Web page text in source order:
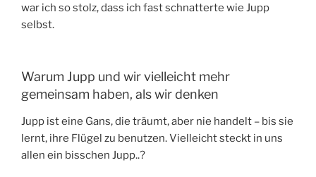
war ich so stolz, dass ich fast schnatterte wie Jupp
selbst.
Warum Jupp und wir vielleicht mehr
gemeinsam haben, als wir denken
Jupp ist eine Gans, die träumt, aber nie handelt – bis sie
lernt, ihre Flügel zu benutzen. Vielleicht steckt in uns
allen ein bisschen Jupp..?